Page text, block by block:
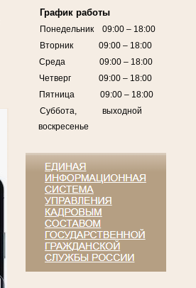
График работы
Понедельник 09:00 – 18:00
Вторник 09:00 – 18:00
Среда 09:00 – 18:00
Четверг 09:00 – 18:00
Пятница 09:00 – 18:00
Суббота, выходной
воскресенье